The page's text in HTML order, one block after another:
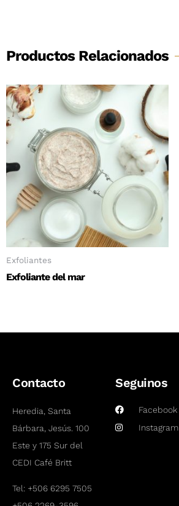
Productos Relacionados
Exfoliantes
Exfoliante del mar
Contacto
Heredia, Santa
Bárbara, Jesús. 100
Este y 175 Sur del
CEDI Café Britt
Tel: +506 6295 7505
Seguinos
Facebook
Instagram